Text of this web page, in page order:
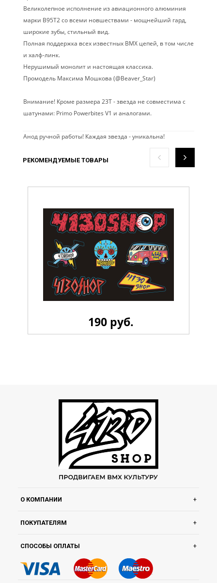
Великолепное исполнение из авиационного алюминия
марки B95T2 со всеми новшествами - мощнейший гард,
широкие зубы, стильный вид.
Полная поддержка всех известных BMX цепей, в том числе
и халф-линк.
Нерушимый монолит и настоящая классика.
Промодель Максима Мошкова (@Beaver_Star)
Внимание! Кроме размера 23Т - звезда не совместима с
шатунами: Primo Powerbites V1 и аналогами.
Анод ручной работы! Каждая звезда - уникальна!
РЕКОМЕНДУЕМЫЕ ТОВАРЫ
Стикерпак 4130 LiL
190 руб.
О КОМПАНИИ
ПОКУПАТЕЛЯМ
СПОСОБЫ ОПЛАТЫ